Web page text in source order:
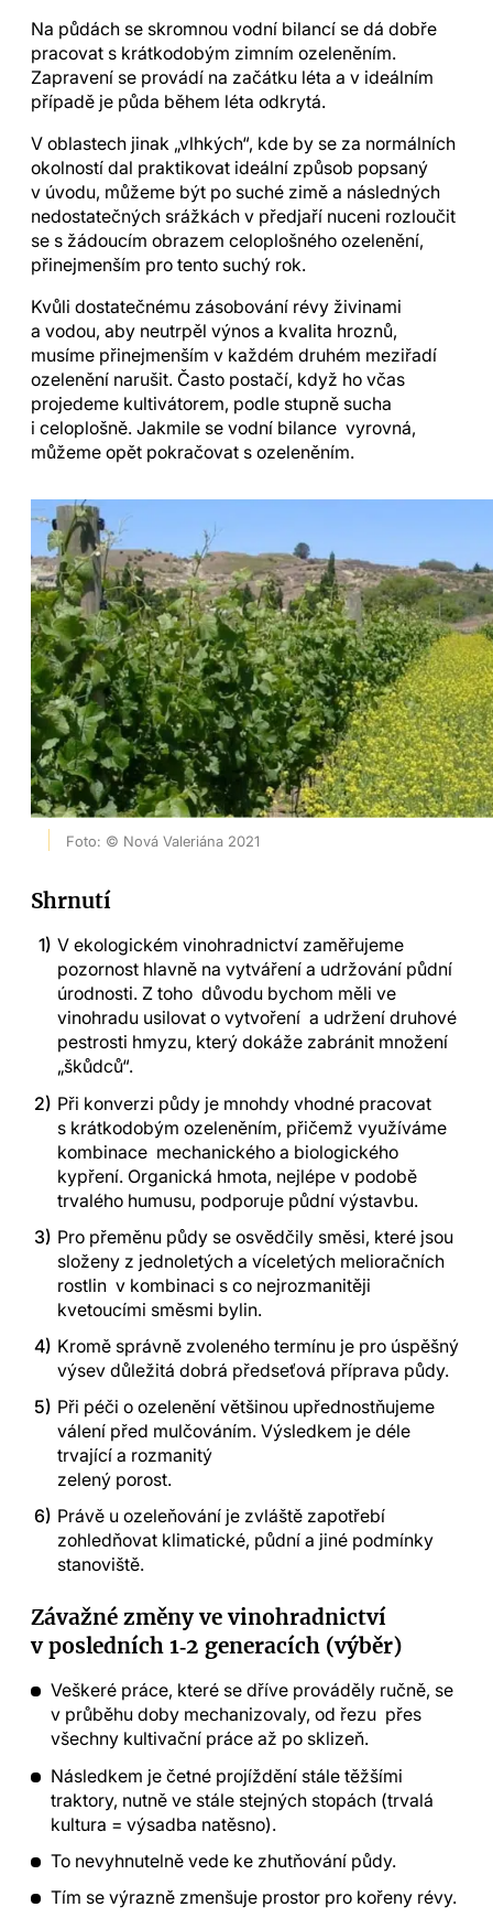
Na půdách se skromnou vodní bilancí se dá dobře
pracovat s krátkodobým zimním ozeleněním.
Zapravení se provádí na začátku léta a v ideálním
případě je půda během léta odkrytá.
V oblastech jinak „vlhkých“, kde by se za normálních
okolností dal praktikovat ideální způsob popsaný
v úvodu, můžeme být po suché zimě a následných
nedostatečných srážkách v předjaří nuceni rozloučit
se s žádoucím obrazem celoplošného ozelenění,
přinejmenším pro tento suchý rok.
Kvůli dostatečnému zásobování révy živinami
a vodou, aby neutrpěl výnos a kvalita hroznů,
musíme přinejmenším v každém druhém meziřadí
ozelenění narušit. Často postačí, když ho včas
projedeme kultivátorem, podle stupně sucha
i celoplošně. Jakmile se vodní bilance vyrovná,
můžeme opět pokračovat s ozeleněním.
Foto: © Nová Valeriána 2021
Shrnutí
V ekologickém vinohradnictví zaměřujeme
pozornost hlavně na vytváření a udržování půdní
úrodnosti. Z toho důvodu bychom měli ve
vinohradu usilovat o vytvoření a udržení druhové
pestrosti hmyzu, který dokáže zabránit množení
„škůdců“.
Při konverzi půdy je mnohdy vhodné pracovat
s krátkodobým ozeleněním, přičemž využíváme
kombinace mechanického a biologického
kypření. Organická hmota, nejlépe v podobě
trvalého humusu, podporuje půdní výstavbu.
Pro přeměnu půdy se osvědčily směsi, které jsou
složeny z jednoletých a víceletých melioračních
rostlin v kombinaci s co nejrozmanitěji
kvetoucími směsmi bylin.
Kromě správně zvoleného termínu je pro úspěšný
výsev důležitá dobrá předseťová příprava půdy.
Při péči o ozelenění většinou upřednostňujeme
válení před mulčováním. Výsledkem je déle
trvající a rozmanitý
zelený porost.
Právě u ozeleňování je zvláště zapotřebí
zohledňovat klimatické, půdní a jiné podmínky
stanoviště.
Závažné změny ve vinohradnictví
v posledních 1‑2 generacích (výběr)
Veškeré práce, které se dříve prováděly ručně, se
v průběhu doby mechanizovaly, od řezu přes
všechny kultivační práce až po sklizeň.
Následkem je četné projíždění stále těžšími
traktory, nutně ve stále stejných stopách (trvalá
kultura = výsadba natěsno).
To nevyhnutelně vede ke zhutňování půdy.
Tím se výrazně zmenšuje prostor pro kořeny révy.